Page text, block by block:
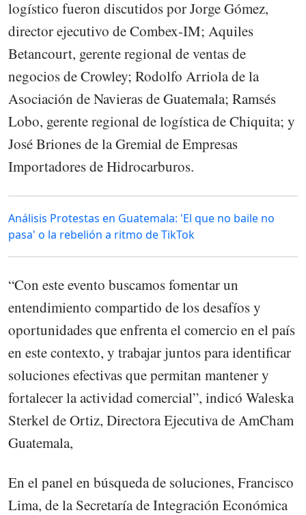
logístico fueron discutidos por Jorge Gómez,
director ejecutivo de Combex-IM; Aquiles
Betancourt, gerente regional de ventas de
negocios de Crowley; Rodolfo Arriola de la
Asociación de Navieras de Guatemala; Ramsés
Lobo, gerente regional de logística de Chiquita; y
José Briones de la Gremial de Empresas
Importadores de Hidrocarburos.
Análisis Protestas en Guatemala: 'El que no baile no
pasa' o la rebelión a ritmo de TikTok
“Con este evento buscamos fomentar un
entendimiento compartido de los desafíos y
oportunidades que enfrenta el comercio en el país
en este contexto, y trabajar juntos para identificar
soluciones efectivas que permitan mantener y
fortalecer la actividad comercial”, indicó Waleska
Sterkel de Ortiz, Directora Ejecutiva de AmCham
Guatemala,
En el panel en búsqueda de soluciones, Francisco
Lima, de la Secretaría de Integración Económica